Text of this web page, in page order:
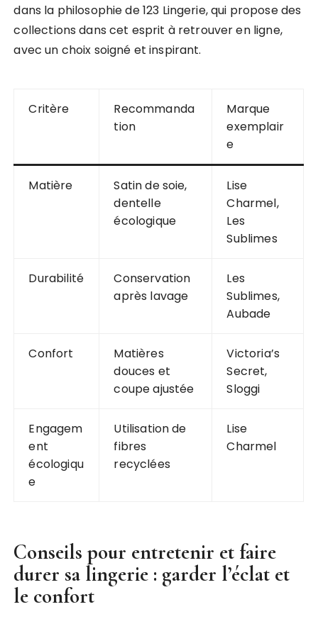
dans la philosophie de 123 Lingerie, qui propose des
collections dans cet esprit à retrouver en ligne,
avec un choix soigné et inspirant.
Critère
Recommanda
tion
Marque
exemplair
e
Matière
Satin de soie,
dentelle
écologique
Lise
Charmel,
Les
Sublimes
Durabilité
Conservation
après lavage
Les
Sublimes,
Aubade
Confort
Matières
douces et
coupe ajustée
Victoria’s
Secret,
Sloggi
Engagem
ent
écologiqu
e
Utilisation de
fibres
recyclées
Lise
Charmel
Conseils pour entretenir et faire
durer sa lingerie : garder l’éclat et
le confort